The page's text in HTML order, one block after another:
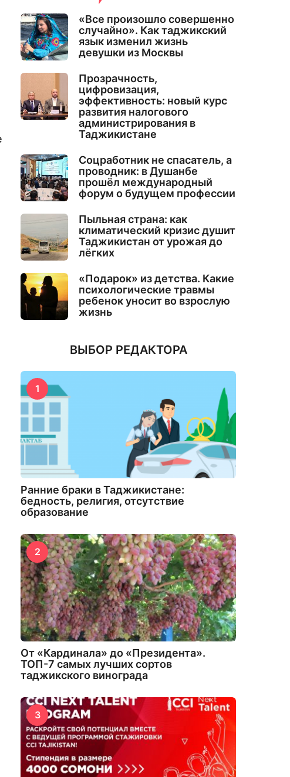
«Все произошло совершенно
случайно». Как таджикский
язык изменил жизнь
девушки из Москвы
Прозрачность,
цифровизация,
эффективность: новый курс
развития налогового
администрирования в
Таджикистане
Соцработник не спасатель, а
проводник: в Душанбе
прошёл международный
форум о будущем профессии
Пыльная страна: как
климатический кризис душит
Таджикистан от урожая до
лёгких
«Подарок» из детства. Какие
психологические травмы
ребенок уносит во взрослую
жизнь
ВЫБОР РЕДАКТОРА
1
Ранние браки в Таджикистане:
бедность, религия, отсутствие
образование
2
От «Кардинала» до «Президента».
ТОП-7 самых лучших сортов
таджикского винограда
3